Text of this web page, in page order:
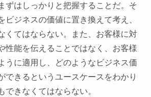
ずはしっかりと把握することだ。そ
ビジネスの価値に置き換えて考え、
くてはならない。また、お客様に対
性能を伝えることではなく、お客様
うに適用し、どのようなビジネス価
できるというユースケースをわかり
できなくてはならない。